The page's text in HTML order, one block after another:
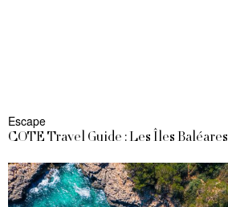
Escape
COTE Travel Guide : Les Îles Baléares